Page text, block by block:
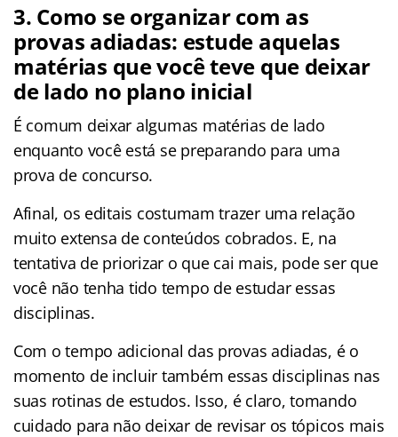
3. Como se organizar com as
provas adiadas: estude aquelas
matérias que você teve que deixar
de lado no plano inicial
É comum deixar algumas matérias de lado
enquanto você está se preparando para uma
prova de concurso.
Afinal, os editais costumam trazer uma relação
muito extensa de conteúdos cobrados. E, na
tentativa de priorizar o que cai mais, pode ser que
você não tenha tido tempo de estudar essas
disciplinas.
Com o tempo adicional das provas adiadas, é o
momento de incluir também essas disciplinas nas
suas rotinas de estudos. Isso, é claro, tomando
cuidado para não deixar de revisar os tópicos mais